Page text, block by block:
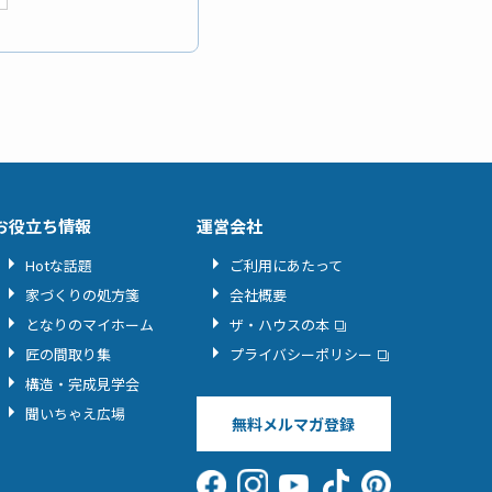
役立ち情報
Hotな話題
家づくりの処方箋
となりのマイホーム
匠の間取り集
構造・完成見学会
聞いちゃえ広場
運営会社
ご利用にあたって
会社概要
ザ・ハウスの本
プライバシーポリシー
無料メルマガ登録